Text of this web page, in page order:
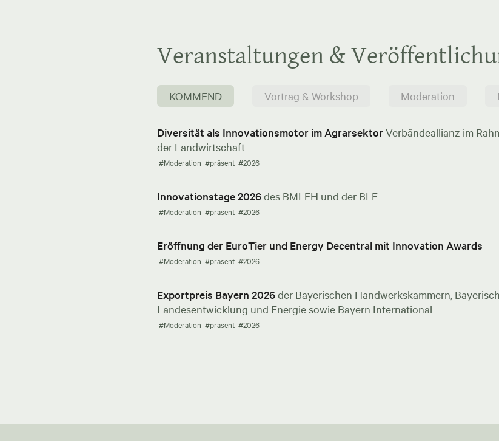
Veranstaltungen &
KOMMEND Vortrag & Workshop Moderation
Diversität als Innovationsmotor im AgrarsektorVerbändeallianz im
der Landwirtschaft
#Moderation #präsent #2026
Innovationstage 2026des BMLEH und der BLE
#Moderation #präsent #2026
Eröffnung der EuroTier und Energy Decentral mit Innovation Awards
#Moderation #präsent #2026
Exportpreis Bayern 2026der Bayerischen Handwerkskammern,
Landesentwicklung und Energie sowie Bayern International
#Moderation #präsent #2026